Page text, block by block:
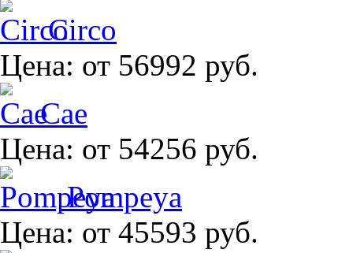
Circo
Цена: от 56992 руб.
Cae
Цена: от 54256 руб.
Pompeya
Цена: от 45593 руб.